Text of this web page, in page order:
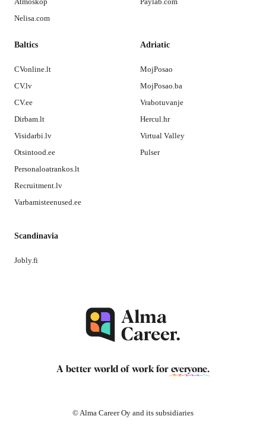
Nelisa.com
Baltics
CVonline.lt
CV.lv
CV.ee
Dirbam.lt
Visidarbi.lv
Otsintood.ee
Personaloatrankos.lt
Recruitment.lv
Varbamisteenused.ee
Adriatic
MojPosao
MojPosao.ba
Vrabotuvanje
Hercul.hr
Virtual Valley
Pulser
Scandinavia
Jobly.fi
A better world of work for everyone.
© Alma Career Oy and its subsidiaries